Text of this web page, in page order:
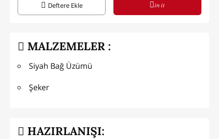
Deftere Ekle in it
MALZEMELER :
Siyah Bağ Üzümü
Şeker
HAZIRLANIŞI: